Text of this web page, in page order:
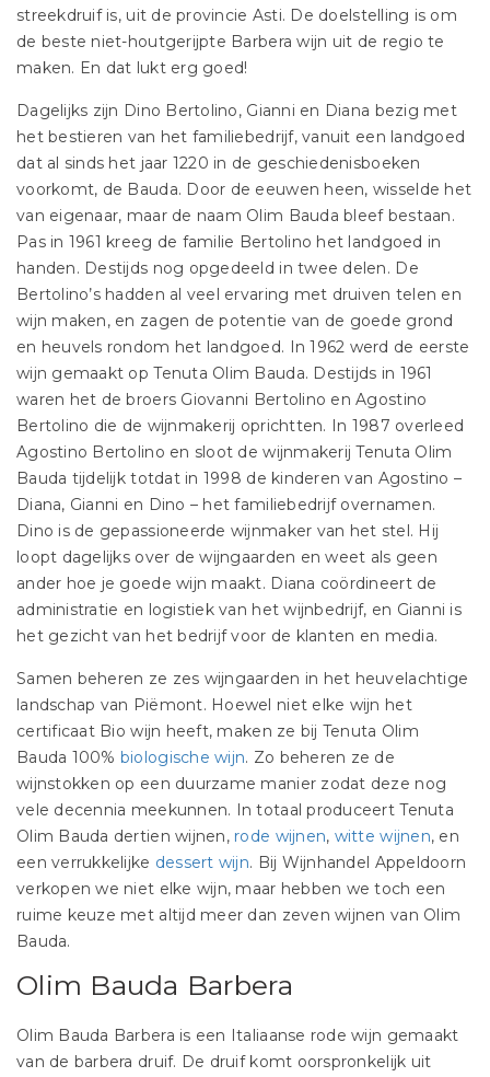
streekdruif is, uit de provincie Asti. De doelstelling is om
de beste niet-houtgerijpte Barbera wijn uit de regio te
maken. En dat lukt erg goed!
Dagelijks zijn Dino Bertolino, Gianni en Diana bezig met
het bestieren van het familiebedrijf, vanuit een landgoed
dat al sinds het jaar 1220 in de geschiedenisboeken
voorkomt, de Bauda. Door de eeuwen heen, wisselde het
van eigenaar, maar de naam Olim Bauda bleef bestaan.
Pas in 1961 kreeg de familie Bertolino het landgoed in
handen. Destijds nog opgedeeld in twee delen. De
Bertolino’s hadden al veel ervaring met druiven telen en
wijn maken, en zagen de potentie van de goede grond
en heuvels rondom het landgoed. In 1962 werd de eerste
wijn gemaakt op Tenuta Olim Bauda. Destijds in 1961
waren het de broers Giovanni Bertolino en Agostino
Bertolino die de wijnmakerij oprichtten. In 1987 overleed
Agostino Bertolino en sloot de wijnmakerij Tenuta Olim
Bauda tijdelijk totdat in 1998 de kinderen van Agostino –
Diana, Gianni en Dino – het familiebedrijf overnamen.
Dino is de gepassioneerde wijnmaker van het stel. Hij
loopt dagelijks over de wijngaarden en weet als geen
ander hoe je goede wijn maakt. Diana coördineert de
administratie en logistiek van het wijnbedrijf, en Gianni is
het gezicht van het bedrijf voor de klanten en media.
Samen beheren ze zes wijngaarden in het heuvelachtige
landschap van Piëmont. Hoewel niet elke wijn het
certificaat Bio wijn heeft, maken ze bij Tenuta Olim
Bauda 100% biologische wijn. Zo beheren ze de
wijnstokken op een duurzame manier zodat deze nog
vele decennia meekunnen. In totaal produceert Tenuta
Olim Bauda dertien wijnen, rode wijnen, witte wijnen, en
een verrukkelijke dessert wijn. Bij Wijnhandel Appeldoorn
verkopen we niet elke wijn, maar hebben we toch een
ruime keuze met altijd meer dan zeven wijnen van Olim
Bauda.
Olim Bauda Barbera
Olim Bauda Barbera is een Italiaanse rode wijn gemaakt
van de barbera druif. De druif komt oorspronkelijk uit